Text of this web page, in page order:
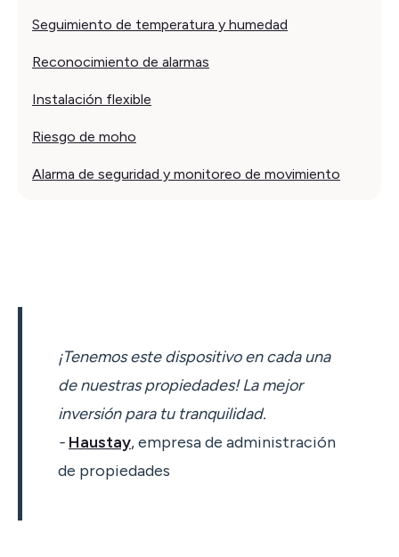
Seguimiento de temperatura y humedad
Reconocimiento de alarmas
Instalación flexible
Riesgo de moho
Alarma de seguridad y monitoreo de movimiento
¡Tenemos este dispositivo en cada una
de nuestras propiedades! La mejor
inversión para tu tranquilidad.
- Haustay, empresa de administración
de propiedades